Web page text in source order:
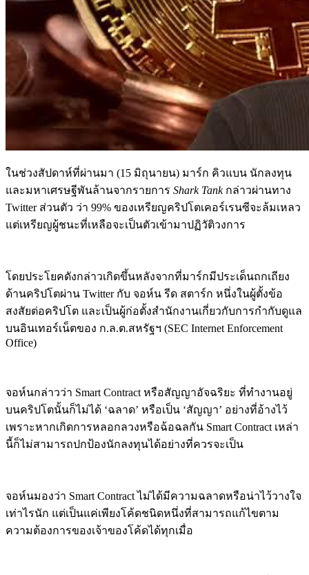
ในช่วงสัปดาห์ที่ผ่านมา (15 มิถุนายน) มาร์ก คิวแบน นักลงทุน
และมหาเศรษฐีพันล้านจากรายการ Shark Tankกล่าวผ่านทาง
Twitter ส่วนตัว ว่า 99% ของเหรียญคริปโตเคอร์เรนซีจะล้มเหลว
แต่เหรียญผู้ชนะที่เหลือจะเป็นตัวเข้ามาปฏิวัติวงการ
โดยประโยคดังกล่าวเกิดขึ้นหลังจากที่มาร์กมีประเด็นถกเถียง
ด้านคริปโตผ่าน Twitter กับ จอห์น รีด สตาร์ก หนึ่งในผู้ตั้งข้อ
สงสัยต่อคริปโต และเป็นผู้ก่อตั้งสำนักงานเกี่ยวกับการกำกับดูแล
บนอินเทอร์เน็ตของ ก.ล.ต.สหรัฐฯ (SEC Internet Enforcement
Office)
จอห์นกล่าวว่า Smart Contract หรือสัญญาอัจฉริยะ ที่ทำงานอยู่
บนคริปโตนั้นก็ไม่ได้ ‘ฉลาด’ หรือเป็น ‘สัญญา’ อย่างที่อ้างไว้
เพราะหากเกิดการหลอกลวงหรือฉ้อฉลกัน Smart Contract เหล่า
นี้ก็ไม่สามารถปกป้องนักลงทุนได้อย่างที่ควรจะเป็น
จอห์นมองว่า Smart Contract ไม่ได้มีความฉลาดหรือน่าไว้วางใจ
เท่าไรนัก แต่เป็นแค่เพียงโค้ดชนิดหนึ่งที่สามารถแก้ไขตาม
ความต้องการของเจ้าของโค้ดได้ทุกเมื่อ